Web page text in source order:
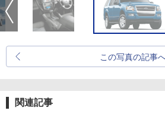
この写真の記事
関連記事